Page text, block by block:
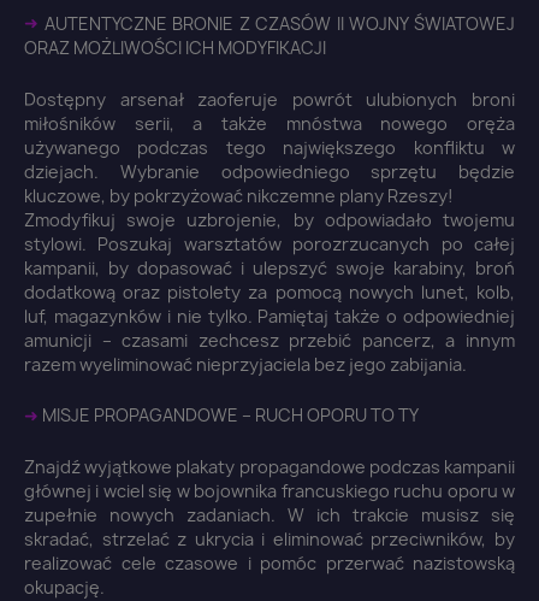
➜ AUTENTYCZNE BRONIE Z CZASÓW II WOJNY ŚWIATOWEJ
ORAZ MOŻLIWOŚCI ICH MODYFIKACJI
Dostępny arsenał zaoferuje powrót ulubionych broni
miłośników serii, a także mnóstwa nowego oręża
używanego podczas tego największego konfliktu w
dziejach. Wybranie odpowiedniego sprzętu będzie
kluczowe, by pokrzyżować nikczemne plany Rzeszy!
Zmodyfikuj swoje uzbrojenie, by odpowiadało twojemu
stylowi. Poszukaj warsztatów porozrzucanych po całej
kampanii, by dopasować i ulepszyć swoje karabiny, broń
dodatkową oraz pistolety za pomocą nowych lunet, kolb,
luf, magazynków i nie tylko. Pamiętaj także o odpowiedniej
amunicji – czasami zechcesz przebić pancerz, a innym
razem wyeliminować nieprzyjaciela bez jego zabijania.
➜ MISJE PROPAGANDOWE – RUCH OPORU TO TY
Znajdź wyjątkowe plakaty propagandowe podczas kampanii
głównej i wciel się w bojownika francuskiego ruchu oporu w
zupełnie nowych zadaniach. W ich trakcie musisz się
skradać, strzelać z ukrycia i eliminować przeciwników, by
realizować cele czasowe i pomóc przerwać nazistowską
okupację.
Zaloguj się ×
You need to be logged in to save products in your
wish list.